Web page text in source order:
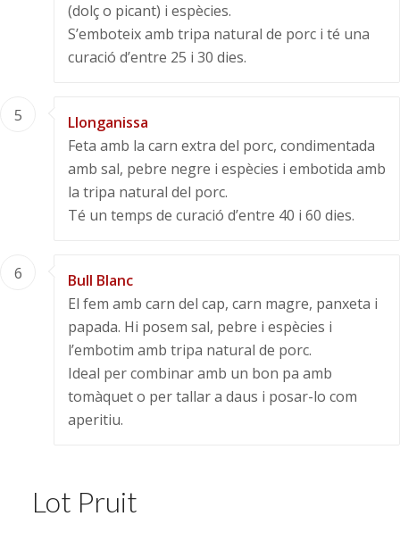
(dolç o picant) i espècies.
S’emboteix amb tripa natural de porc i té una
curació d’entre 25 i 30 dies.
5
Llonganissa
Feta amb la carn extra del porc, condimentada
amb sal, pebre negre i espècies i embotida amb
la tripa natural del porc.
Té un temps de curació d’entre 40 i 60 dies.
6
Bull Blanc
El fem amb carn del cap, carn magre, panxeta i
papada. Hi posem sal, pebre i espècies i
l’embotim amb tripa natural de porc.
Ideal per combinar amb un bon pa amb
tomàquet o per tallar a daus i posar-lo com
aperitiu.
Lot Pruit